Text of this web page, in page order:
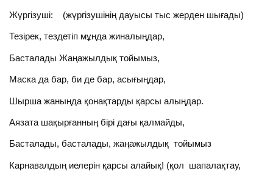
Жүргізуші: (жүргізушінің дауысы тыс жерден шығады)
Тезірек, тездетіп мұнда жиналыңдар,
Басталады Жаңажылдық тойымыз,
Маска да бар, би де бар, асығыңдар,
Шырша жанында қонақтарды қарсы алыңдар.
Аязата шақырғанның бірі дағы қалмайды,
Басталады, басталады, жаңажылдық тойымыз
Карнавалдың иелерін қарсы алайық! (қол шапалақтау,